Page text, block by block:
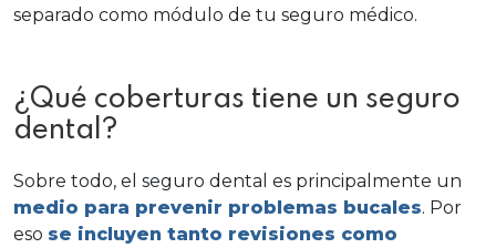
separado como módulo de tu seguro médico.
¿Qué coberturas tiene un seguro
dental?
Sobre todo, el seguro dental es principalmente un
medio para prevenir problemas bucales. Por
eso se incluyen tanto revisiones como